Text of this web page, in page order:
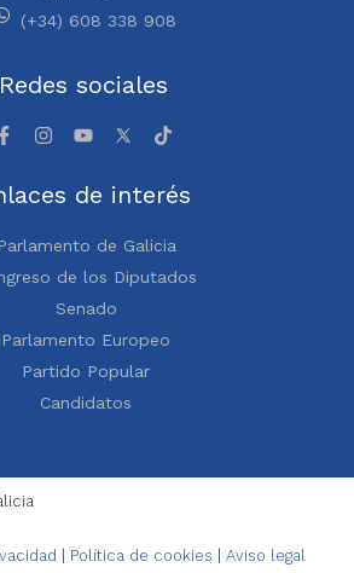
(+34) 608 338 908
Redes sociales
de interés
de Galicia
de los Diputados
Senado
Parlamento Europeo
Partido Popular
Candidatos
Política de cookies Aviso legal